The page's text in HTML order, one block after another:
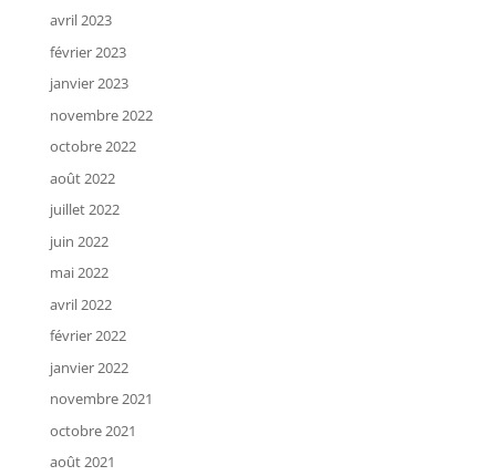
avril 2023
février 2023
janvier 2023
novembre 2022
octobre 2022
août 2022
juillet 2022
juin 2022
mai 2022
avril 2022
février 2022
janvier 2022
novembre 2021
octobre 2021
août 2021